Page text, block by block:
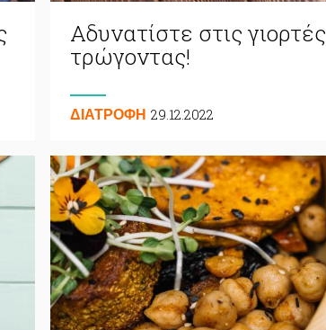
Αδυνατίστε στις γιορτές
τρώγοντας!
ΔΙΑΤΡΟΦΗ 29.12.2022